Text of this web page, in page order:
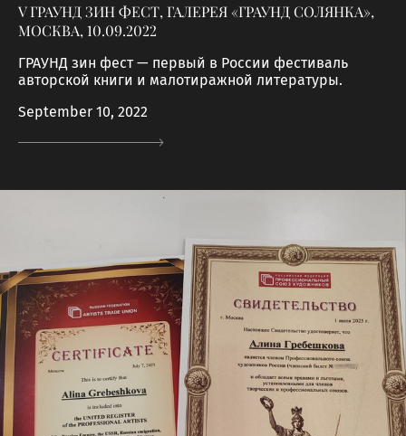
V ГРАУНД ЗИН ФЕСТ, ГАЛЕРЕЯ «ГРАУНД СОЛЯНКА»,
МОСКВА, 10.09.2022
ГРАУНД зин фест — первый в России фестиваль
авторской книги и малотиражной литературы.
September 10, 2022